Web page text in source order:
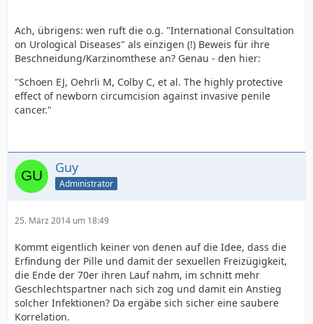
Ach, übrigens: wen ruft die o.g. "International Consultation
on Urological Diseases" als einzigen (!) Beweis für ihre
Beschneidung/Karzinomthese an? Genau - den hier:
"Schoen EJ, Oehrli M, Colby C, et al. The highly protective
effect of newborn circumcision against invasive penile
cancer."
Guy
Administrator
25. März 2014 um 18:49
Kommt eigentlich keiner von denen auf die Idee, dass die
Erfindung der Pille und damit der sexuellen Freizügigkeit,
die Ende der 70er ihren Lauf nahm, im schnitt mehr
Geschlechtspartner nach sich zog und damit ein Anstieg
solcher Infektionen? Da ergäbe sich sicher eine saubere
Korrelation.